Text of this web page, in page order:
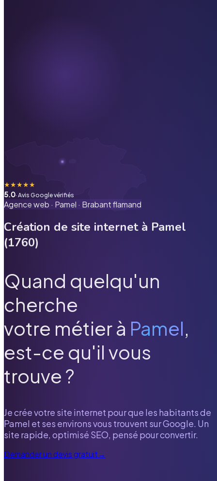
★★★★★
5.0· Avis Google vérifiés
Agence web · Pamel · Brabant flamand
Création de site internet à Pamel
(1760)
Quand quelqu'un
cherche
votre métier à Pamel,
est-ce qu'il vous
trouve ?
Je crée votre site internet pour que les habitants de
Pamel et ses environs vous trouvent sur Google. Un
site rapide, optimisé SEO, pensé pour convertir.
Demander un devis gratuit→